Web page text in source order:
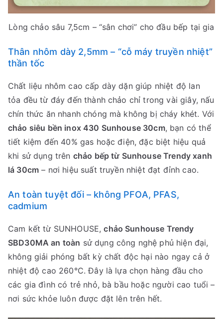
Lòng chảo sâu 7,5cm – “sân chơi” cho đầu bếp tại gia
Thân nhôm dày 2,5mm – “cỗ máy truyền nhiệt”
thần tốc
Chất liệu nhôm cao cấp dày dặn giúp nhiệt độ lan
tỏa đều từ đáy đến thành chảo chỉ trong vài giây, nấu
chín thức ăn nhanh chóng mà không bị cháy khét. Với
chảo siêu bền inox 430 Sunhouse 30cm, bạn có thể
tiết kiệm đến 40% gas hoặc điện, đặc biệt hiệu quả
khi sử dụng trên chảo bếp từ Sunhouse Trendy xanh
lá 30cm – nơi hiệu suất truyền nhiệt đạt đỉnh cao.
An toàn tuyệt đối – không PFOA, PFAS,
cadmium
Cam kết từ SUNHOUSE,chảo Sunhouse Trendy
SBD30MA an toàn sử dụng công nghệ phủ hiện đại,
không giải phóng bất kỳ chất độc hại nào ngay cả ở
nhiệt độ cao 260°C. Đây là lựa chọn hàng đầu cho
các gia đình có trẻ nhỏ, bà bầu hoặc người cao tuổi –
nơi sức khỏe luôn được đặt lên trên hết.